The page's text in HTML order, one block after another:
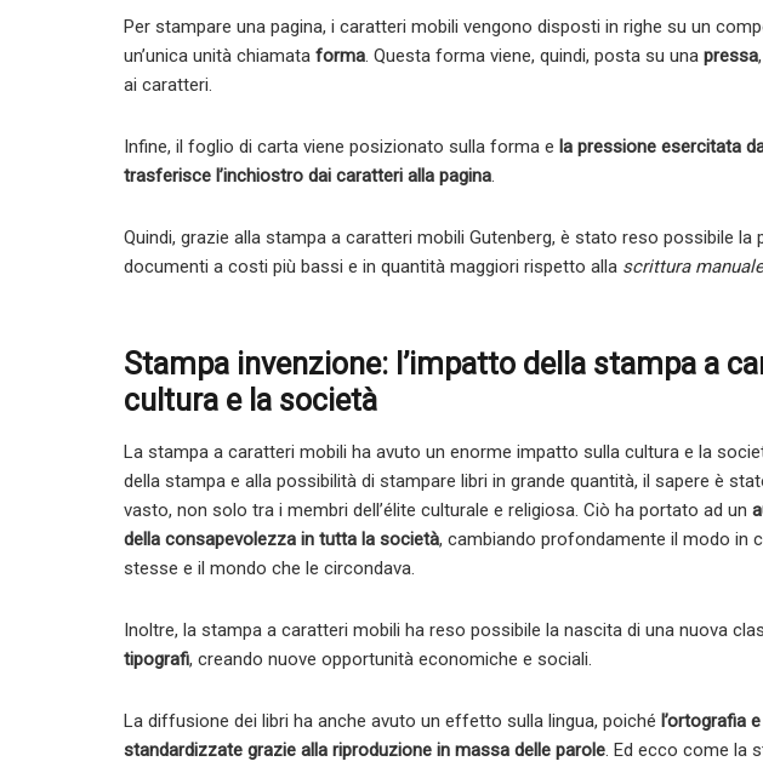
Per stampare una pagina, i caratteri mobili vengono disposti in righe su un
un’unica unità chiamata forma. Questa forma viene, quindi, posta su una pressa
ai caratteri.
Infine, il foglio di carta viene posizionato sulla forma e la pressione esercitata
trasferisce l’inchiostro dai caratteri alla pagina.
Quindi, grazie alla stampa a caratteri mobili Gutenberg, è stato reso possibile la
documenti a costi più bassi e in quantità maggiori rispetto alla scrittura manuale
Stampa invenzione: l’impatto della stampa a
cultura e la società
La stampa a caratteri mobili ha avuto un enorme impatto sulla cultura e la
della stampa e alla possibilità di stampare libri in grande quantità, il sapere è
vasto, non solo tra i membri dell’élite culturale e religiosa. Ciò ha portato ad un
della consapevolezza in tutta la società, cambiando profondamente il modo in
stesse e il mondo che le circondava.
Inoltre, la stampa a caratteri mobili ha reso possibile la nascita di una nuova
tipografi, creando nuove opportunità economiche e sociali.
La diffusione dei libri ha anche avuto un effetto sulla lingua, poiché l’ortografia
standardizzate grazie alla riproduzione in massa delle parole. Ed ecco come la